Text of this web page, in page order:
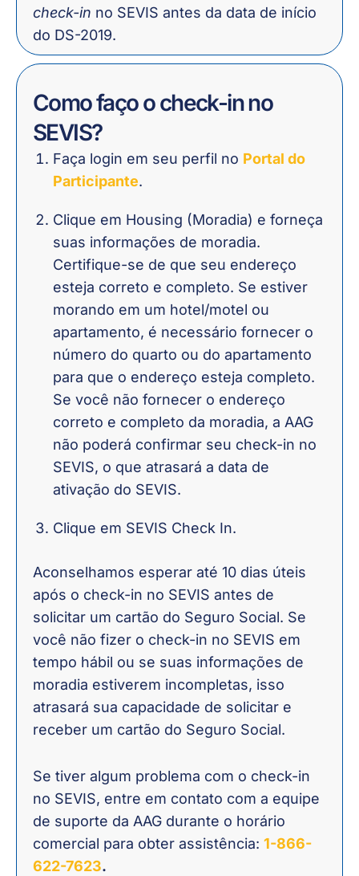
check-in no SEVIS antes da data de início
do DS-2019.
Como faço o check-in no
SEVIS?
Faça login em seu perfil no Portal do
Participante.
Clique em Housing (Moradia) e forneça
suas informações de moradia.
Certifique-se de que seu endereço
esteja correto e completo. Se estiver
morando em um hotel/motel ou
apartamento, é necessário fornecer o
número do quarto ou do apartamento
para que o endereço esteja completo.
Se você não fornecer o endereço
correto e completo da moradia, a AAG
não poderá confirmar seu check-in no
SEVIS, o que atrasará a data de
ativação do SEVIS.
Clique em SEVIS Check In.
Aconselhamos esperar até 10 dias úteis
após o check-in no SEVIS antes de
solicitar um cartão do Seguro Social. Se
você não fizer o check-in no SEVIS em
tempo hábil ou se suas informações de
moradia estiverem incompletas, isso
atrasará sua capacidade de solicitar e
receber um cartão do Seguro Social.
Se tiver algum problema com o check-in
no SEVIS, entre em contato com a equipe
de suporte da AAG durante o horário
comercial para obter assistência: 1-866-
622-7623.